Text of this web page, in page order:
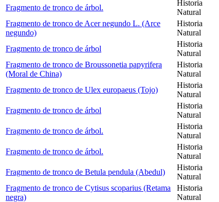
Fragmento de tronco de árbol.
Historia
Natural
Fragmento de tronco de Acer negundo L. (Arce
negundo)
Historia
Natural
Fragmento de tronco de árbol
Historia
Natural
Fragmento de tronco de Broussonetia papyrifera
(Moral de China)
Historia
Natural
Fragmento de tronco de Ulex europaeus (Tojo)
Historia
Natural
Fragmento de tronco de árbol
Historia
Natural
Fragmento de tronco de árbol.
Historia
Natural
Fragmento de tronco de árbol.
Historia
Natural
Fragmento de tronco de Betula pendula (Abedul)
Historia
Natural
Fragmento de tronco de Cytisus scoparius (Retama
negra)
Historia
Natural